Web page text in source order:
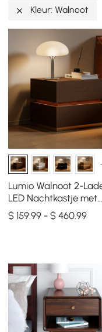
Kleur: Walnoot
Lumio Walnoot 2-
LED Nachtkastje met
Oplaadstation, Set
$ 159.99 - $ 460.99